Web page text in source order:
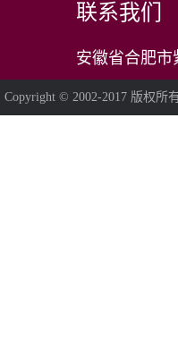
联系我们
安徽省合肥市
Copyright © 2002-2017 版权所